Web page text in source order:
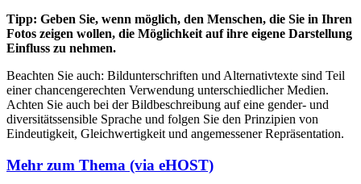
Tipp: Geben Sie, wenn möglich, den Menschen, die Sie in Ihren
Fotos zeigen wollen, die Möglichkeit auf ihre eigene Darstellung
Einfluss zu nehmen.
Beachten Sie auch: Bildunterschriften und Alternativtexte sind Teil
einer chancengerechten Verwendung unterschiedlicher Medien.
Achten Sie auch bei der Bildbeschreibung auf eine gender- und
diversitätssensible Sprache und folgen Sie den Prinzipien von
Eindeutigkeit, Gleichwertigkeit und angemessener Repräsentation.
Mehr zum Thema (via eHOST)